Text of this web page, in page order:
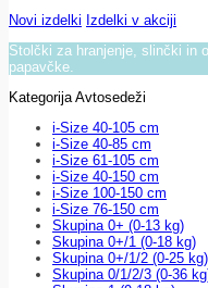
Novi izdelki Izdelki v akciji
Stolčki za hranjenje, slinčki in
papavčke.
Kategorija Avtosedeži
i-Size 40-105 cm
i-Size 40-85 cm
i-Size 61-105 cm
i-Size 40-150 cm
i-Size 100-150 cm
i-Size 76-150 cm
Skupina 0+ (0-13 kg)
Skupina 0+/1 (0-18 kg)
Skupina 0+/1/2 (0-25 kg)
Skupina 0/1/2/3 (0-36